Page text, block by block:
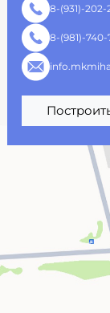
8-(931)-202-
8-(981)-